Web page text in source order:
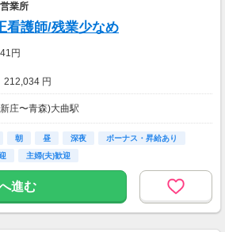
時期に
給される制度です
勤務）
トロール可
業所
看護師/残業少なめ
円
212,034 円
項】
50,000円、処遇改善手当43,000円、特定手当
プ手当7,500円を含む
当1子あたり6千円/月あり
5年以上)
庄〜青森)大曲駅
朝 昼 深夜
ボーナス・昇給あり
主婦(夫)歓迎
進む